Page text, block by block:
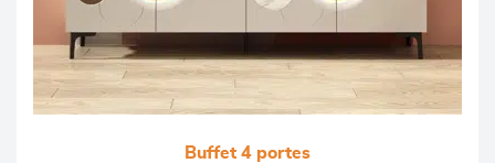
Buffet 4 portes